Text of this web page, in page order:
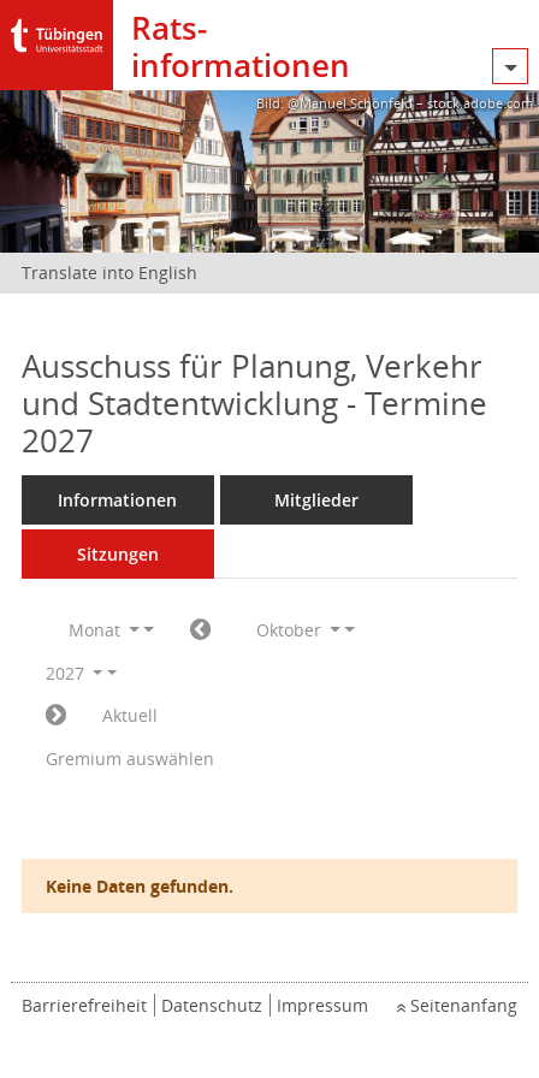
Rats­
informationen
Bild: @Manuel Schönfeld – stock.adobe.com
Translate into English
Ausschuss für Planung, Verkehr
und Stadtentwicklung - Termine
2027
Informationen Mitglieder
Sitzungen
Monat
Oktober
2027
Aktuell
Gremium auswählen
Keine Daten gefunden.
Barrierefreiheit Datenschutz Impressum Seitenanfang